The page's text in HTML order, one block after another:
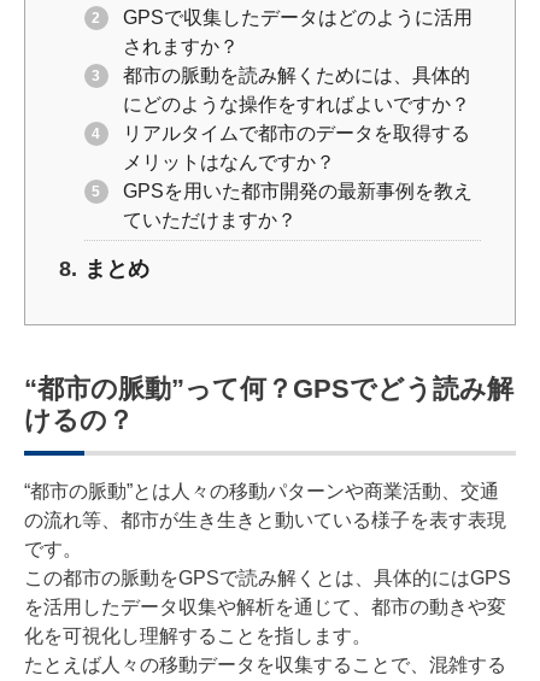
GPSで収集したデータはどのように活用
されますか？
都市の脈動を読み解くためには、具体的
にどのような操作をすればよいですか？
リアルタイムで都市のデータを取得する
メリットはなんですか？
GPSを用いた都市開発の最新事例を教え
ていただけますか？
まとめ
“都市の脈動”って何？GPSでどう読み解
けるの？
“都市の脈動”とは人々の移動パターンや商業活動、交通
の流れ等、都市が生き生きと動いている様子を表す表現
です。
この都市の脈動をGPSで読み解くとは、具体的にはGPS
を活用したデータ収集や解析を通じて、都市の動きや変
化を可視化し理解することを指します。
たとえば人々の移動データを収集することで、混雑する